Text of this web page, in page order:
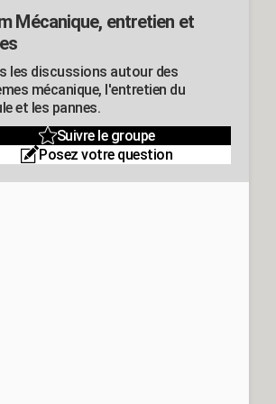
Mécanique, entretien et
les discussions autour des
mécanique, l'entretien du
et les pannes.
Suivre le groupe
Posez votre question